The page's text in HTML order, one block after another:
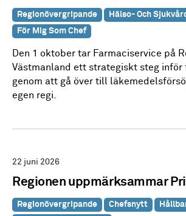
Regionövergripande Hälso- Och
För Mig Som Chef
Den 1 oktober tar Farmaciservice på
Västmanland ett strategiskt steg inför
genom att gå över till
egen regi.
22 juni 2026
Regionen uppmärksammar
Regionövergripande Chefsnytt